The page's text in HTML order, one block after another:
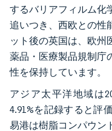
するバリアフィルム化
追いつき、西欧との性
ット後の英国は、欧州
薬品・医療製品規制庁
性を保持しています。
アジア太平洋地域は
4.91%を記録すると評
易港は樹脂コンパウン